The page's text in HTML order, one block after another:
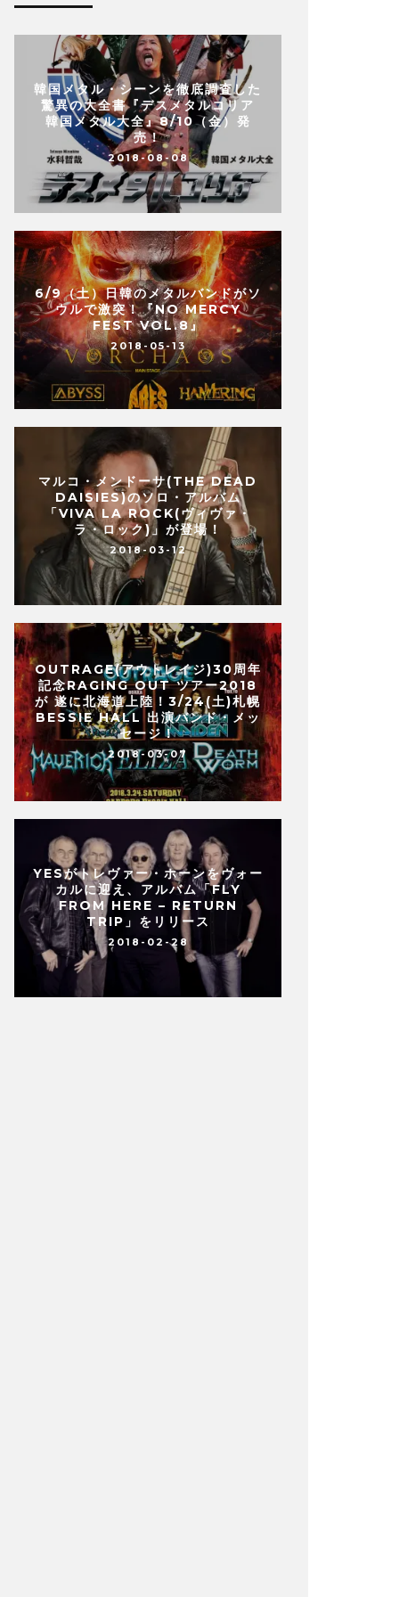
韓国メタル・シーンを徹底調査した
驚異の大全書『デスメタルコリア
韓国メタル大全』8/10（金）発
売！
2018-08-08
6/9（土）日韓のメタルバンドがソ
ウルで激突！『NO MERCY
FEST VOL.8』
2018-05-13
マルコ・メンドーサ(THE DEAD
DAISIES)のソロ・アルバム
「VIVA LA ROCK(ヴィヴァ・
ラ・ロック)」が登場！
2018-03-12
OUTRAGE(アウトレイジ)30周年
記念RAGING OUT ツアー2018
が 遂に北海道上陸！3/24(土)札幌
BESSIE HALL 出演バンド・メッ
セージ！
2018-03-07
YESがトレヴァー・ホーンをヴォー
カルに迎え、アルバム「FLY
FROM HERE – RETURN
TRIP」をリリース
2018-02-28